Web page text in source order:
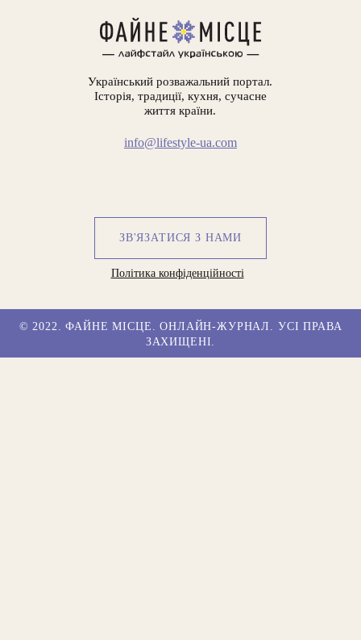
Український розважальний портал.
Історія, традиції, кухня, сучасне
життя країни.
info@lifestyle-ua.com
ЗВ'ЯЗАТИСЯ З НАМИ
Політика конфіденційності
© 2022. ФАЙНЕ МІСЦЕ. ОНЛАЙН-ЖУРНАЛ. УСІ ПРАВА
ЗАХИЩЕНІ.